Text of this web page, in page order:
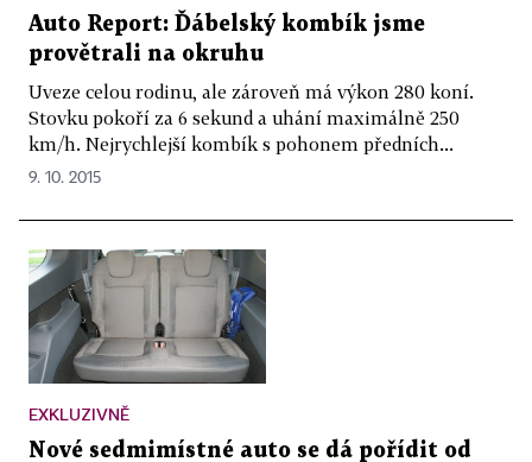
Auto Report: Ďábelský kombík jsme
provětrali na okruhu
Uveze celou rodinu, ale zároveň má výkon 280 koní.
Stovku pokoří za 6 sekund a uhání maximálně 250
km/h. Nejrychlejší kombík s pohonem předních...
9. 10. 2015
EXKLUZIVNĚ
Nové sedmimístné auto se dá pořídit od